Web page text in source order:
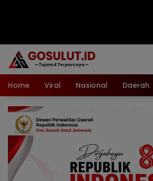
Home Viral Nasional Daerah